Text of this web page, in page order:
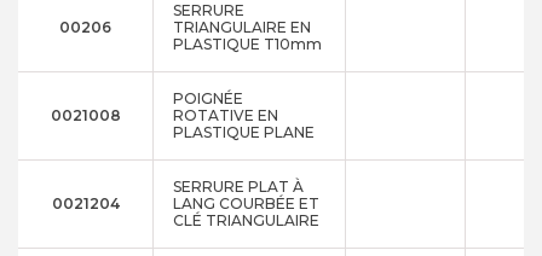
00206
SERRURE
TRIANGULAIRE EN
PLASTIQUE T10mm
0021008
POIGNÉE
ROTATIVE EN
PLASTIQUE PLANE
0021204
SERRURE PLAT À
LANG COURBÉE ET
CLÉ TRIANGULAIRE